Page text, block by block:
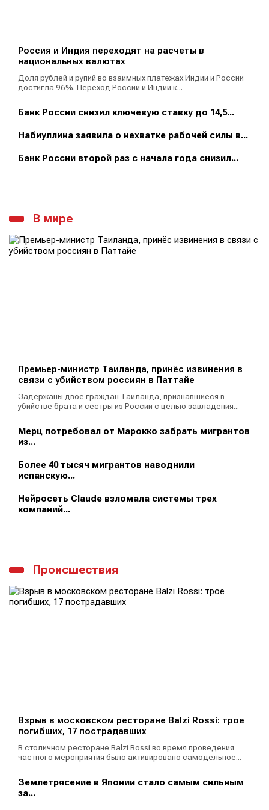
Россия и Индия переходят на расчеты в
национальных валютах
Доля рублей и рупий во взаимных платежах Индии и России
достигла 96%. Переход России и Индии к...
Банк России снизил ключевую ставку до 14,5...
Набиуллина заявила о нехватке рабочей силы в...
Банк России второй раз с начала года снизил...
В мире
Премьер-министр Таиланда, принёс извинения в
связи с убийством россиян в Паттайе
Задержаны двое граждан Таиланда, признавшиеся в
убийстве брата и сестры из России с целью завладения...
Мерц потребовал от Марокко забрать мигрантов
из...
Более 40 тысяч мигрантов наводнили
испанскую...
Нейросеть Claude взломала системы трех
компаний...
Происшествия
Взрыв в московском ресторане Balzi Rossi: трое
погибших, 17 пострадавших
В столичном ресторане Balzi Rossi во время проведения
частного мероприятия было активировано самодельное...
Землетрясение в Японии стало самым сильным
за...